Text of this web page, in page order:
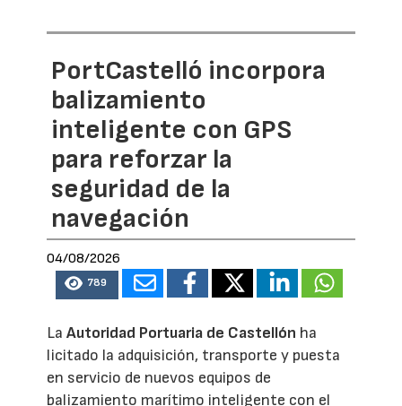
PortCastelló incorpora
balizamiento
inteligente con GPS
para reforzar la
seguridad de la
navegación
04/08/2026
789
LaAutoridad Portuaria de Castellón ha
licitado la adquisición, transporte y puesta
en servicio de nuevos equipos de
balizamiento marítimo inteligente con el